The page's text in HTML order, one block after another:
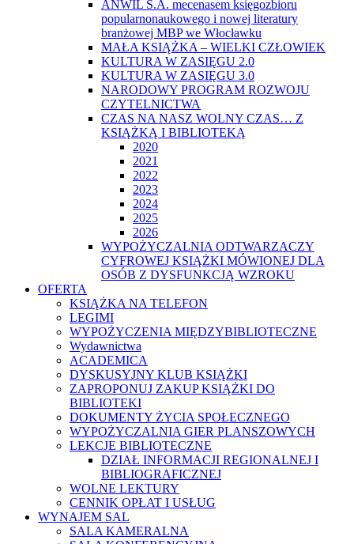
ANWIL S.A. mecenasem księgozbioru
popularnonaukowego i nowej literatury
branżowej MBP we Włocławku
MAŁA KSIĄŻKA – WIELKI CZŁOWIEK
KULTURA W ZASIĘGU 2.0
KULTURA W ZASIĘGU 3.0
NARODOWY PROGRAM ROZWOJU
CZYTELNICTWA
CZAS NA NASZ WOLNY CZAS… Z
KSIĄŻKĄ I BIBLIOTEKĄ
2020
2021
2022
2023
2024
2025
2026
WYPOŻYCZALNIA ODTWARZACZY
CYFROWEJ KSIĄŻKI MÓWIONEJ DLA
OSÓB Z DYSFUNKCJĄ WZROKU
OFERTA
KSIĄŻKA NA TELEFON
LEGIMI
WYPOŻYCZENIA MIĘDZYBIBLIOTECZNE
Wydawnictwa
ACADEMICA
DYSKUSYJNY KLUB KSIĄŻKI
ZAPROPONUJ ZAKUP KSIĄŻKI DO
BIBLIOTEKI
DOKUMENTY ŻYCIA SPOŁECZNEGO
WYPOŻYCZALNIA GIER PLANSZOWYCH
LEKCJE BIBLIOTECZNE
DZIAŁ INFORMACJI REGIONALNEJ I
BIBLIOGRAFICZNEJ
WOLNE LEKTURY
CENNIK OPŁAT I USŁUG
WYNAJEM SAL
SALA KAMERALNA